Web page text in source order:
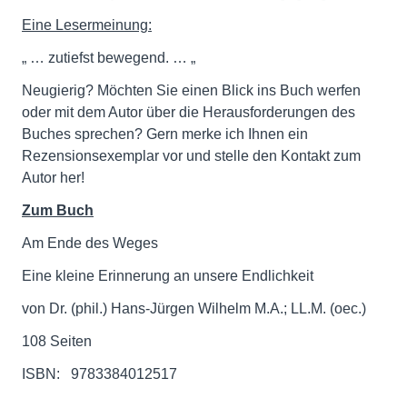
Eine Lesermeinung:
„ … zutiefst bewegend. … „
Neugierig? Möchten Sie einen Blick ins Buch werfen
oder mit dem Autor über die Herausforderungen des
Buches sprechen? Gern merke ich Ihnen ein
Rezensionsexemplar vor und stelle den Kontakt zum
Autor her!
Zum Buch
Am Ende des Weges
Eine kleine Erinnerung an unsere Endlichkeit
von Dr. (phil.) Hans-Jürgen Wilhelm M.A.; LL.M. (oec.)
108 Seiten
ISBN: ‎ ‎ 9783384012517